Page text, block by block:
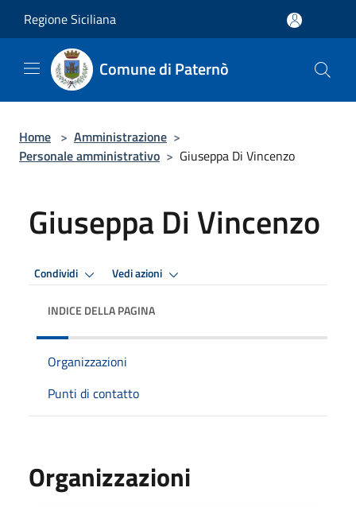
Regione Siciliana
Comune di Paternò
Home > Amministrazione >
Personale amministrativo > Giuseppa Di Vincenzo
Giuseppa Di Vincenzo
Condividi Vedi azioni
INDICE DELLA PAGINA
Organizzazioni
Punti di contatto
Organizzazioni